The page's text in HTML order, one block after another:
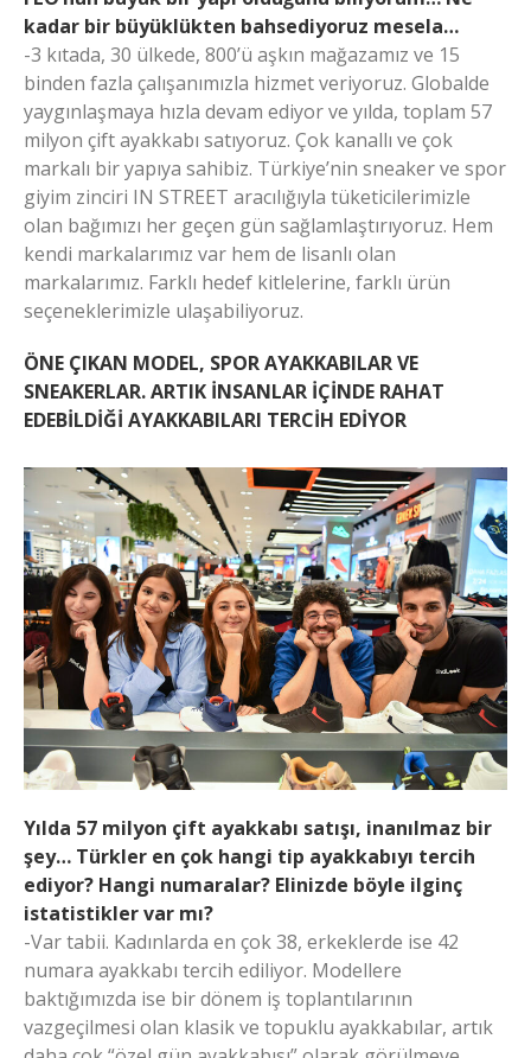
kadar bir büyüklükten bahsediyoruz mesela…
-3 kıtada, 30 ülkede, 800’ü aşkın mağazamız ve 15
binden fazla çalışanımızla hizmet veriyoruz. Globalde
yaygınlaşmaya hızla devam ediyor ve yılda, toplam 57
milyon çift ayakkabı satıyoruz. Çok kanallı ve çok
markalı bir yapıya sahibiz. Türkiye’nin sneaker ve spor
giyim zinciri IN STREET aracılığıyla tüketicilerimizle
olan bağımızı her geçen gün sağlamlaştırıyoruz. Hem
kendi markalarımız var hem de lisanlı olan
markalarımız. Farklı hedef kitlelerine, farklı ürün
seçeneklerimizle ulaşabiliyoruz.
ÖNE ÇIKAN MODEL, SPOR AYAKKABILAR VE
SNEAKERLAR. ARTIK İNSANLAR İÇİNDE RAHAT
EDEBİLDİĞİ AYAKKABILARI TERCİH EDİYOR
Yılda 57 milyon çift ayakkabı satışı, inanılmaz bir
şey… Türkler en çok hangi tip ayakkabıyı tercih
ediyor? Hangi numaralar? Elinizde böyle ilginç
istatistikler var mı?
-Var tabii. Kadınlarda en çok 38, erkeklerde ise 42
numara ayakkabı tercih ediliyor. Modellere
baktığımızda ise bir dönem iş toplantılarının
vazgeçilmesi olan klasik ve topuklu ayakkabılar, artık